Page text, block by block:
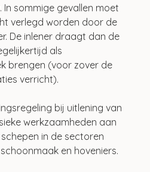
sommige gevallen moet
verlegd worden door de
De inlener draagt dan de
als
brengen (voor zover de
verricht).
bij uitlening van
werkzaamheden aan
in de sectoren
en hoveniers.